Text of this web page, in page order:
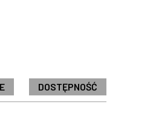
DOSTĘPNOŚĆ